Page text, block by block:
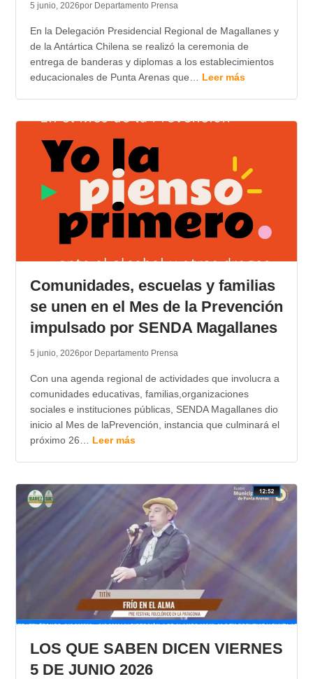
5 junio, 2026por Departamento Prensa
En la Delegación Presidencial Regional de Magallanes y
de la Antártica Chilena se realizó la ceremonia de
entrega de banderas y diplomas a los establecimientos
educacionales de Punta Arenas que… Leer más
Comunidades, escuelas y familias
se unen en el Mes de la Prevención
impulsado por SENDA Magallanes
5 junio, 2026por Departamento Prensa
Con una agenda regional de actividades que involucra a
comunidades educativas, familias,organizaciones
sociales e instituciones públicas, SENDA Magallanes dio
inicio al Mes de laPrevención, instancia que culminará el
próximo 26… Leer más
LOS QUE SABEN DICEN VIERNES
5 DE JUNIO 2026